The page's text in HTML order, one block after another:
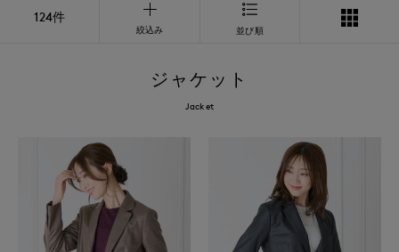
124件
絞込み 並び順
ジャケット
Jacket